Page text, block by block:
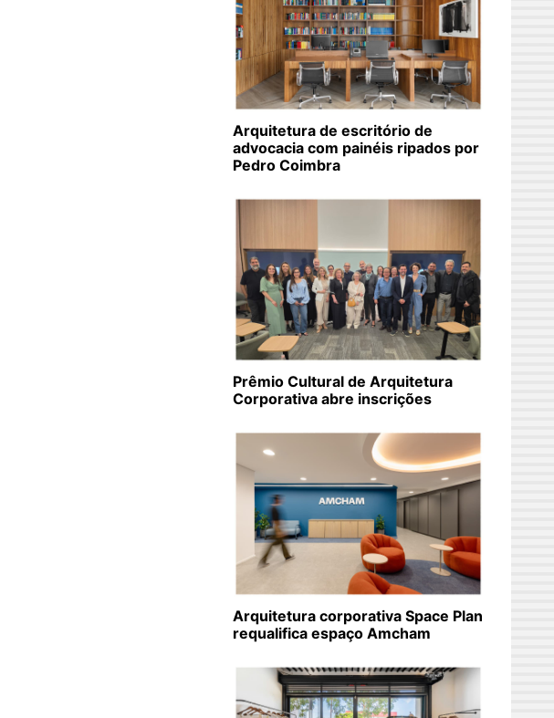
Arquitetura de escritório de
advocacia com painéis ripados por
Pedro Coimbra
Prêmio Cultural de Arquitetura
Corporativa abre inscrições
Arquitetura corporativa Space Plan
requalifica espaço Amcham